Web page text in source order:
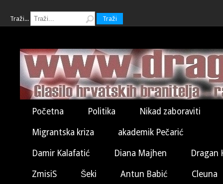
Traži... Traži
Početna Politika Nikad zaboraviti
Migrantska kriza akademik Pečarić
Damir Kalafatić Diana Majhen Dragan
ZmisiS Šeki Antun Babić Cleuna